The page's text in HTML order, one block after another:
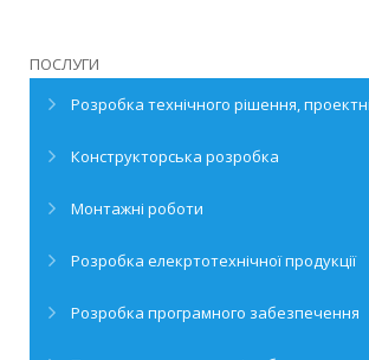
ПОСЛУГИ
Розробка технічного рішення,
Конструкторська розробка
Монтажні роботи
Розробка елекртотехнічної продукції
Розробка програмного забезпечення